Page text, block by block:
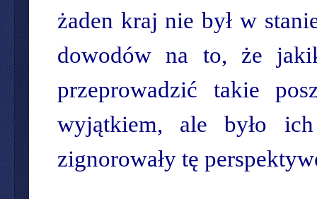
żaden kraj nie był w
dowodów na to, że
przeprowadzić takie
wyjątkiem, ale było
zignorowały tę